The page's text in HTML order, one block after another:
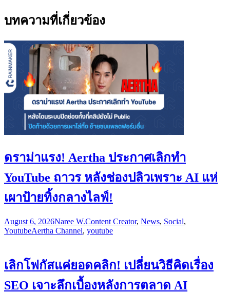
บทความที่เกี่ยวข้อง
ดราม่าแรง! Aertha ประกาศเลิกทำ
YouTube ถาวร หลังช่องปลิวเพราะ AI แห่
เผาป้ายทิ้งกลางไลฟ์!
August 6, 2026Naree W.Content Creator, News, Social,
YoutubeAertha Channel, youtube
เลิกโฟกัสแค่ยอดคลิก! เปลี่ยนวิธีคิดเรื่อง
SEO เจาะลึกเบื้องหลังการตลาด AI